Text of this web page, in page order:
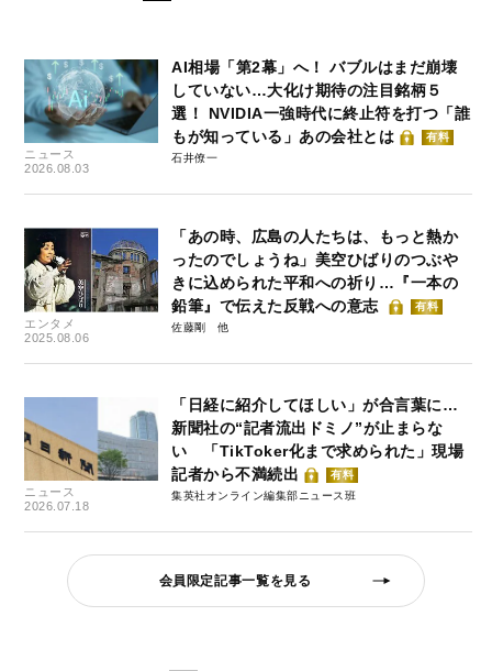
ニュース
2026.08.03
AI相場「第2幕」へ！ バブルはまだ崩壊
していない…大化け期待の注目銘柄５
選！ NVIDIA一強時代に終止符を打つ「誰
もが知っている」あの会社とは
有料
石井僚一
エンタメ
2025.08.06
「あの時、広島の人たちは、もっと熱か
ったのでしょうね」美空ひばりのつぶや
きに込められた平和への祈り…『一本の
鉛筆』で伝えた反戦への意志
有料
佐藤剛
ニュース
2026.07.18
「日経に紹介してほしい」が合言葉に…
新聞社の“記者流出ドミノ”が止まらな
い 「TikToker化まで求められた」現場
記者から不満続出
有料
集英社オンライン編集部ニュース班
会員限定記事一覧を見る